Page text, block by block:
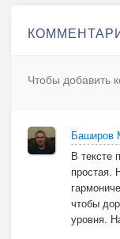
Ничего не
Что
А любовь,
подарить.
Просто
тетрадочки,
И, забыв
Чтобы добавить
Баширов
В тексте
простая.
чтобы
уровня.